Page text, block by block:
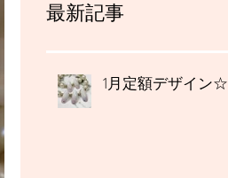
最新記事
1月定額デザイン☆